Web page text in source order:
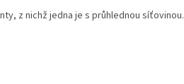
z nichž jedna je s průhlednou síťovinou.